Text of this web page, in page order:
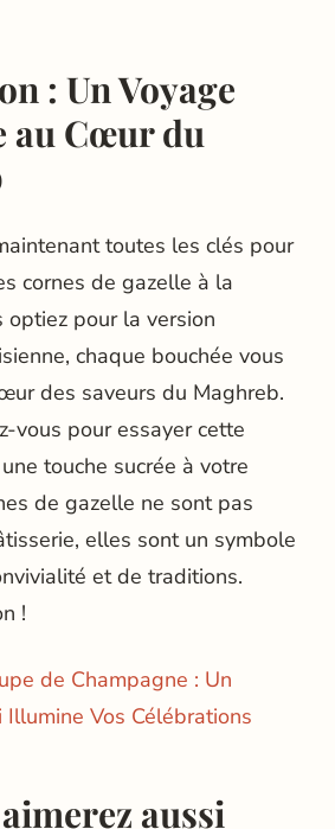
: Un Voyage
au Cœur du
toutes les clés pour
cornes de gazelle à la
optiez pour la version
chaque bouchée vous
des saveurs du Maghreb.
vous pour essayer cette
touche sucrée à votre
de gazelle ne sont pas
elles sont un symbole
et de traditions.
!
de Champagne : Un
Vos Célébrations
aussi